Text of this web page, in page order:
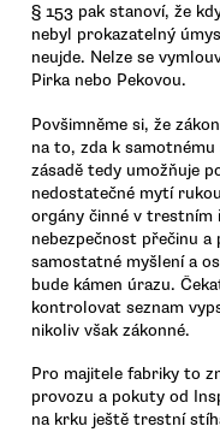
§ 153 pak stanoví, že
nebyl prokazatelný
neujde. Nelze se
Pirka nebo Pekovou.
Povšimněme si, že
na to, zda k
zásadě tedy umožňuje
nedostatečné mytí
orgány činné v trestním
nebezpečnost přečinu
samostatné myšlení a
bude kámen úrazu.
kontrolovat seznam
nikoliv však zákonné.
Pro majitele fabriky to
provozu a pokuty od
na krku ještě trestní